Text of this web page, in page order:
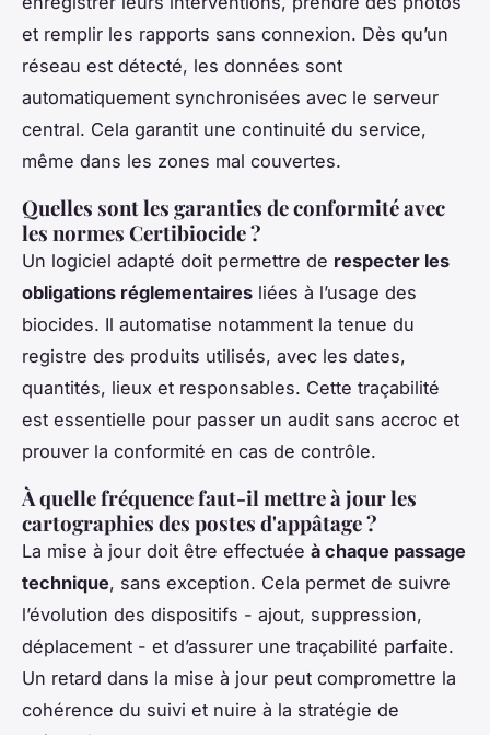
et remplir les rapports sans connexion. Dès qu’un
réseau est détecté, les données sont
automatiquement synchronisées avec le serveur
central. Cela garantit une continuité du service,
même dans les zones mal couvertes.
Quelles sont les garanties de conformité avec
les normes Certibiocide ?
Un logiciel adapté doit permettre de respecter les
obligations réglementaires liées à l’usage des
biocides. Il automatise notamment la tenue du
registre des produits utilisés, avec les dates,
quantités, lieux et responsables. Cette traçabilité
est essentielle pour passer un audit sans accroc et
prouver la conformité en cas de contrôle.
À quelle fréquence faut-il mettre à jour les
cartographies des postes d'appâtage ?
La mise à jour doit être effectuée à chaque passage
technique, sans exception. Cela permet de suivre
l’évolution des dispositifs - ajout, suppression,
déplacement - et d’assurer une traçabilité parfaite.
Un retard dans la mise à jour peut compromettre la
cohérence du suivi et nuire à la stratégie de